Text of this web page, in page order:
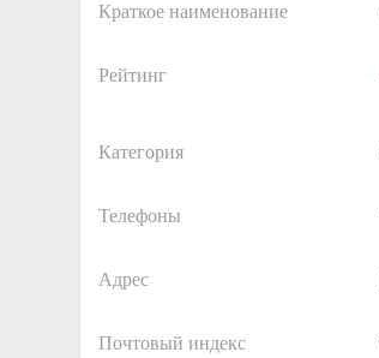
Краткое наименование
Рейтинг
Категория
Телефоны
Адрес
Почтовый индекс